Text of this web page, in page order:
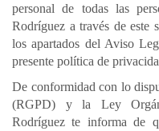
personal de todas las
Rodríguez a través de este
los apartados del Aviso
presente política de
De conformidad con lo
(RGPD) y la Ley
Rodríguez te informa de